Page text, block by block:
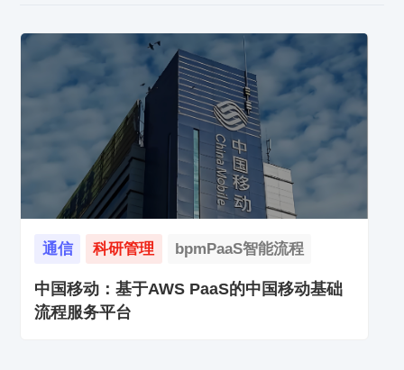
通信 科研管理 bpmPaaS智能流程
中国移动：基于AWS PaaS的中国移动基础
流程服务平台